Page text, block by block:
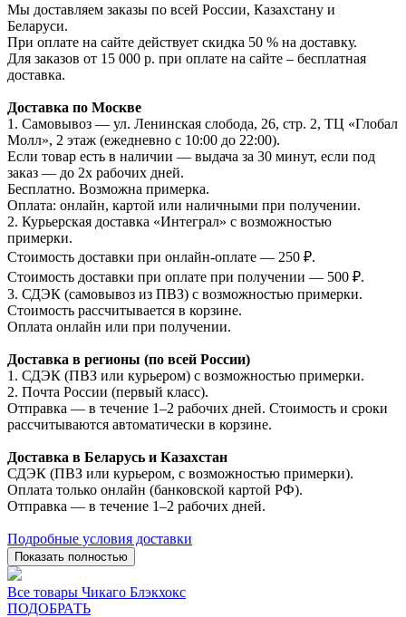
Мы доставляем заказы по всей России, Казахстану и
Беларуси.
При оплате на сайте действует скидка 50 % на доставку.
Для заказов от 15 000 р. при оплате на сайте – бесплатная
доставка.
Доставка по Москве
1. Самовывоз — ул. Ленинская слобода, 26, стр. 2, ТЦ «Глобал
Молл», 2 этаж (ежедневно с 10:00 до 22:00).
Если товар есть в наличии — выдача за 30 минут, если под
заказ — до 2х рабочих дней.
Бесплатно. Возможна примерка.
Оплата: онлайн, картой или наличными при получении.
2. Курьерская доставка «Интеграл» с возможностью
примерки.
Стоимость доставки при онлайн-оплате — 250 ₽.
Стоимость доставки при оплате при получении — 500 ₽.
3. СДЭК (самовывоз из ПВЗ) с возможностью примерки.
Стоимость рассчитывается в корзине.
Оплата онлайн или при получении.
Доставка в регионы (по всей России)
1. СДЭК (ПВЗ или курьером) с возможностью примерки.
2. Почта России (первый класс).
Отправка — в течение 1–2 рабочих дней. Стоимость и сроки
рассчитываются автоматически в корзине.
Доставка в Беларусь и Казахстан
СДЭК (ПВЗ или курьером, с возможностью примерки).
Оплата только онлайн (банковской картой РФ).
Отправка — в течение 1–2 рабочих дней.
Подробные условия доставки
Показать полностью
Все товары Чикаго Блэкхокс
ПОДОБРАТЬ